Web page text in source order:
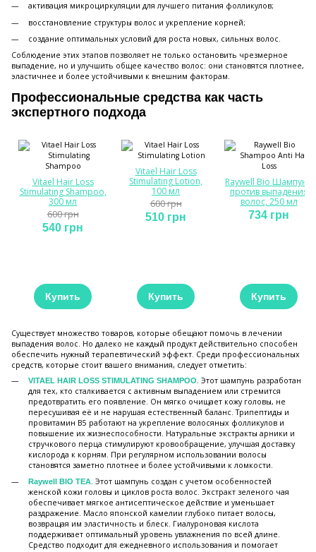
активация микроциркуляции для лучшего питания фолликулов;
восстановление структуры волос и укрепление корней;
создание оптимальных условий для роста новых, сильных волос.
Соблюдение этих этапов позволяет не только остановить чрезмерное
выпадение, но и улучшить общее качество волос: они становятся плотнее,
эластичнее и более устойчивыми к внешним факторам.
Профессиональные средства как часть
экспертного подхода
Vitael Hair Loss
Stimulating Shampoo,
300 мл
600 грн
540 грн
Купить
Vitael Hair Loss
Stimulating Lotion,
100 мл
600 грн
510 грн
Купить
Raywell Bio Шампунь
против выпадения
волос, 250 мл
734 грн
Купить
Существует множество товаров, которые обещают помочь в лечении
выпадения волос. Но далеко не каждый продукт действительно способен
обеспечить нужный терапевтический эффект. Среди профессиональных
средств, которые стоит вашего внимания, следует отметить:
VITAEL HAIR LOSS STIMULATING SHAMPOO. Этот шампунь разработан
для тех, кто сталкивается с активным выпадением или стремится
предотвратить его появление. Он мягко очищает кожу головы, не
пересушивая её и не нарушая естественный баланс. Трипептиды и
провитамин B5 работают на укрепление волосяных фолликулов и
повышение их жизнеспособности. Натуральные экстракты арники и
стручкового перца стимулируют кровообращение, улучшая доставку
кислорода к корням. При регулярном использовании волосы
становятся заметно плотнее и более устойчивыми к ломкости.
Raywell BIO TEA. Этот шампунь создан с учетом особенностей
женской кожи головы и циклов роста волос. Экстракт зеленого чая
обеспечивает мягкое антисептическое действие и уменьшает
раздражение. Масло японской камелии глубоко питает волосы,
возвращая им эластичность и блеск. Гиалуроновая кислота
поддерживает оптимальный уровень увлажнения по всей длине.
Средство подходит для ежедневного использования и помогает